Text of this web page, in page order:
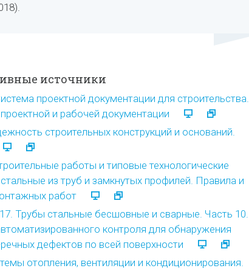
источники
проектной документации для строительства.
и рабочей документации
строительных конструкций и оснований.
работы и типовые технологические
из труб и замкнутых профилей. Правила и
работ
Трубы стальные бесшовные и сварные. Часть 10.
контроля для обнаружения
дефектов по всей поверхности
отопления, вентиляции и кондиционирования.